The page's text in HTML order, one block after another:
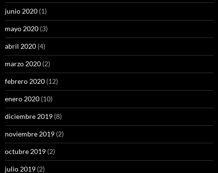
junio 2020 (1)
mayo 2020 (3)
abril 2020 (4)
marzo 2020 (2)
febrero 2020 (12)
enero 2020 (10)
diciembre 2019 (8)
noviembre 2019 (2)
octubre 2019 (2)
julio 2019 (2)